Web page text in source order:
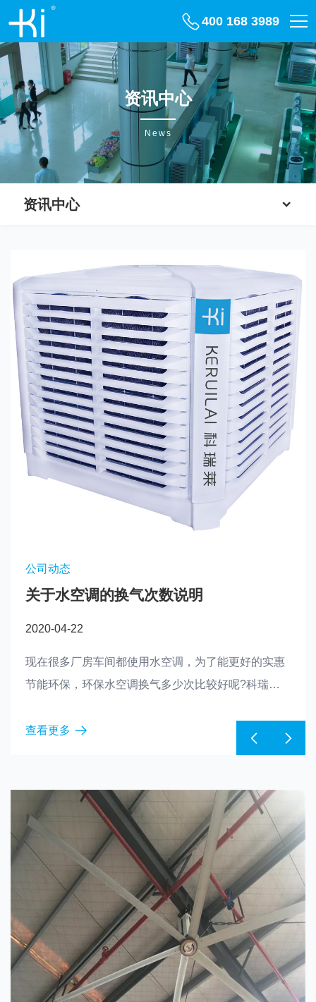
400 168 3989
资讯中心
News
资讯中心
公司动态
关于水空调的换气次数说明
2020-04-22
现在很多厂房车间都使用水空调，为了能更好的实惠
节能环保，环保水空调换气多少次比较好呢?科瑞莱
查看更多